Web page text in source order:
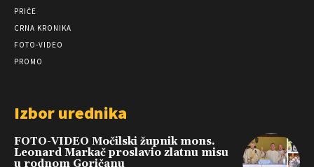
PRIČE
CRNA KRONIKA
FOTO-VIDEO
PROMO
Izbor urednika
FOTO-VIDEO Močilski župnik mons.
Leonard Markač proslavio zlatnu misu
u rodnom Goričanu